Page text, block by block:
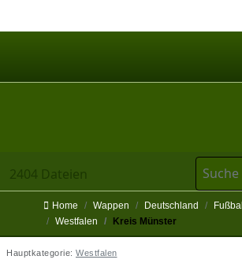
2404 Dateien
Suchen
Home Wappen Deutschland Fußball
Westfalen
Kreis Münster
Hauptkategorie: Westfalen